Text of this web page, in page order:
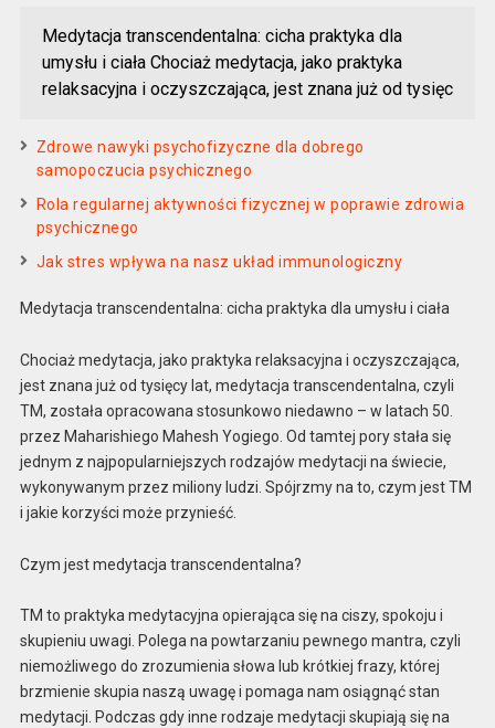
Medytacja transcendentalna: cicha praktyka dla
umysłu i ciała Chociaż medytacja, jako praktyka
relaksacyjna i oczyszczająca, jest znana już od tysięc
Zdrowe nawyki psychofizyczne dla dobrego
samopoczucia psychicznego
Rola regularnej aktywności fizycznej w poprawie zdrowia
psychicznego
Jak stres wpływa na nasz układ immunologiczny
Medytacja transcendentalna: cicha praktyka dla umysłu i ciała
Chociaż medytacja, jako praktyka relaksacyjna i oczyszczająca,
jest znana już od tysięcy lat, medytacja transcendentalna, czyli
TM, została opracowana stosunkowo niedawno – w latach 50.
przez Maharishiego Mahesh Yogiego. Od tamtej pory stała się
jednym z najpopularniejszych rodzajów medytacji na świecie,
wykonywanym przez miliony ludzi. Spójrzmy na to, czym jest TM
i jakie korzyści może przynieść.
Czym jest medytacja transcendentalna?
TM to praktyka medytacyjna opierająca się na ciszy, spokoju i
skupieniu uwagi. Polega na powtarzaniu pewnego mantra, czyli
niemożliwego do zrozumienia słowa lub krótkiej frazy, której
brzmienie skupia naszą uwagę i pomaga nam osiągnąć stan
medytacji. Podczas gdy inne rodzaje medytacji skupiają się na